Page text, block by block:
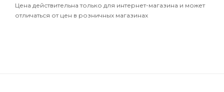
Цена действительна только для интернет-магазина и может
отличаться от цен в розничных магазинах